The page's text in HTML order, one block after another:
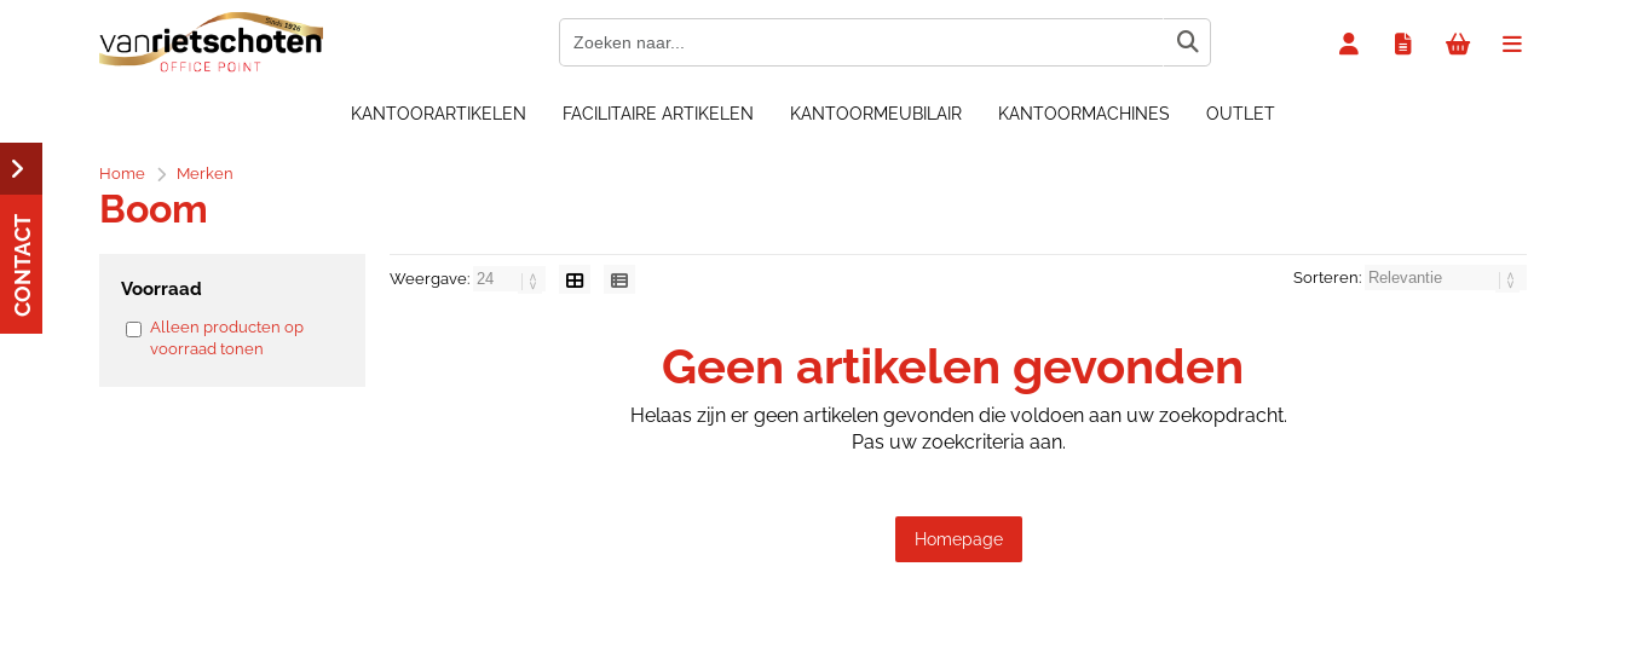
KANTOORARTIKELEN FACILITAIRE ARTIKELEN KANTOORMEUBILAIR KANTOORMACHINES OUTLET
Home Merken
Boom
Voorraad
Alleen producten op
voorraad tonen
Weergave: Sorteren:
Geen artikelen gevonden
Helaas zijn er geen artikelen gevonden die voldoen aan uw zoekopdracht.
Pas uw zoekcriteria aan.
Homepage
CONTACT